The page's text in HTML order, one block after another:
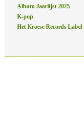
Album Jaarlijst 2025
K-pop
Het Kroese Records Label